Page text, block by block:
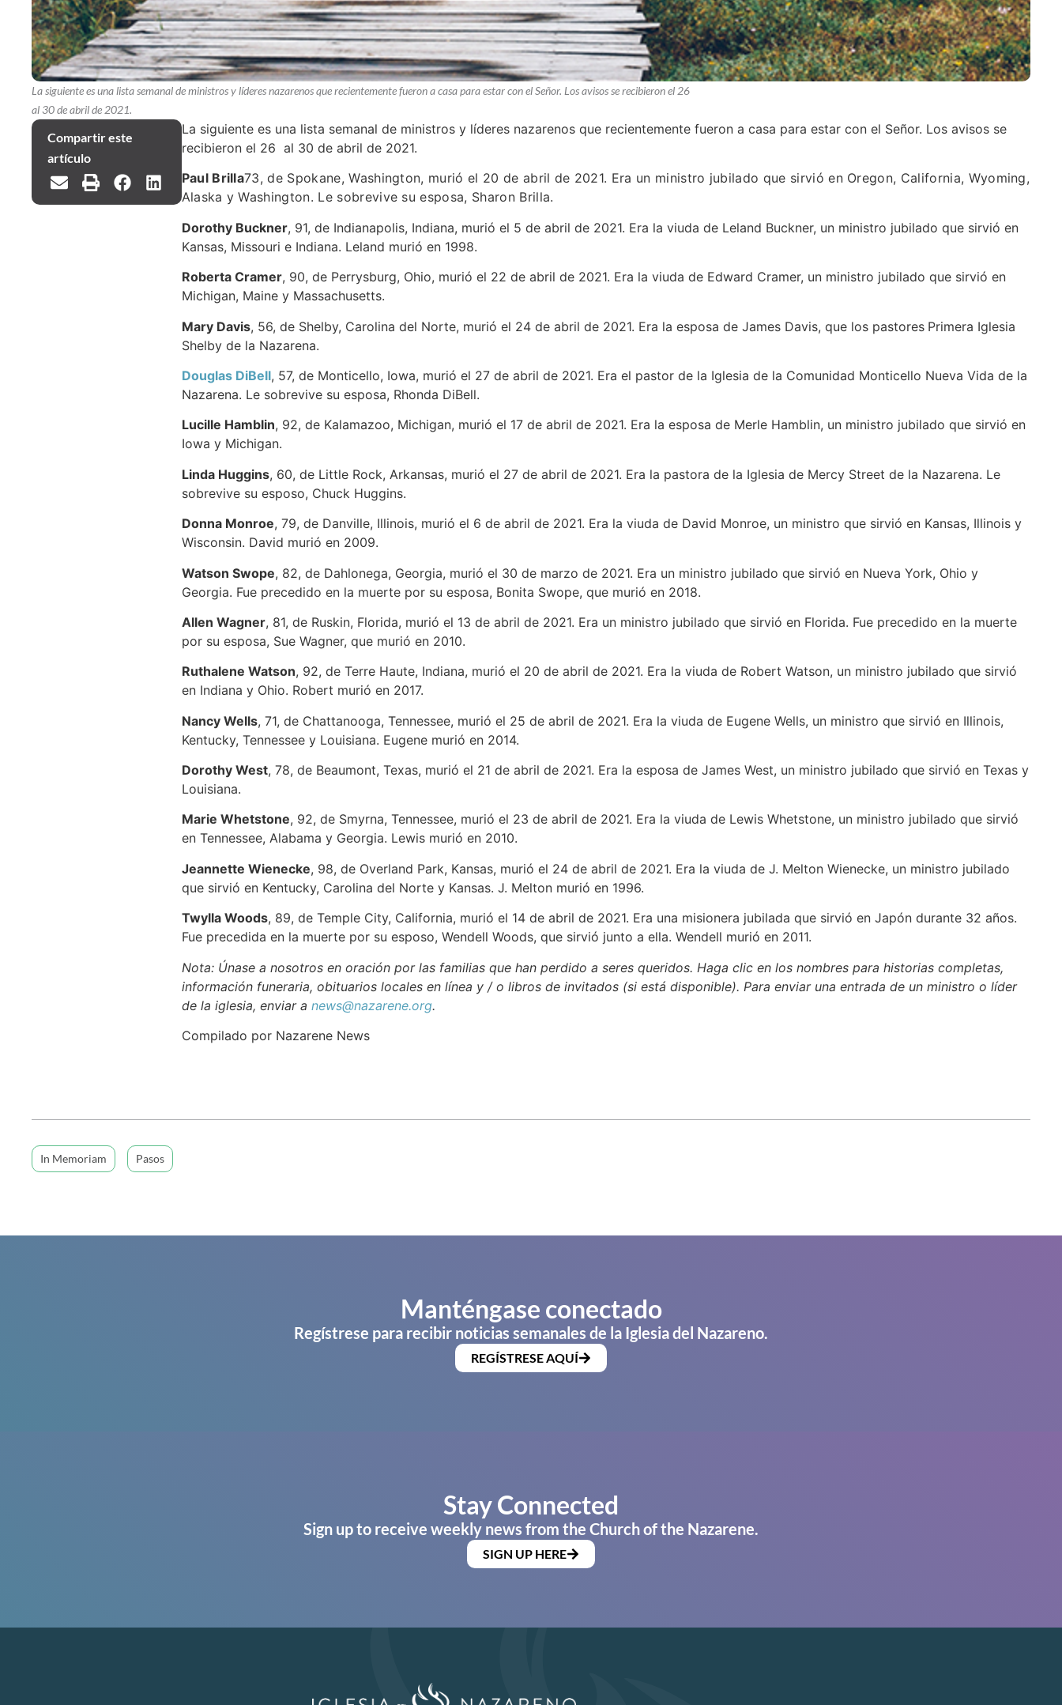
La siguiente es una lista semanal de ministros y líderes nazarenos que recientemente fueron a casa para estar con el Señor. Los avisos se recibieron el 26
al 30 de abril de 2021.
Compartir este
artículo
La siguiente es una lista semanal de ministros y líderes nazarenos que recientemente fueron a casa para estar con el Señor. Los avisos se
recibieron el 26 al 30 de abril de 2021.
Paul Brilla73, de Spokane, Washington, murió el 20 de abril de 2021. Era un ministro jubilado que sirvió en Oregon, California, Wyoming,
Alaska y Washington. Le sobrevive su esposa, Sharon Brilla.
Dorothy Buckner, 91, de Indianapolis, Indiana, murió el 5 de abril de 2021. Era la viuda de Leland Buckner, un ministro jubilado que sirvió en
Kansas, Missouri e Indiana. Leland murió en 1998.
Roberta Cramer, 90, de Perrysburg, Ohio, murió el 22 de abril de 2021. Era la viuda de Edward Cramer, un ministro jubilado que sirvió en
Michigan, Maine y Massachusetts.
Mary Davis, 56, de Shelby, Carolina del Norte, murió el 24 de abril de 2021. Era la esposa de James Davis, que los pastores Primera Iglesia
Shelby de la Nazarena.
Douglas DiBell, 57, de Monticello, Iowa, murió el 27 de abril de 2021. Era el pastor de la Iglesia de la Comunidad Monticello Nueva Vida de la
Nazarena. Le sobrevive su esposa, Rhonda DiBell.
Lucille Hamblin, 92, de Kalamazoo, Michigan, murió el 17 de abril de 2021. Era la esposa de Merle Hamblin, un ministro jubilado que sirvió en
Iowa y Michigan.
Linda Huggins, 60, de Little Rock, Arkansas, murió el 27 de abril de 2021. Era la pastora de la Iglesia de Mercy Street de la Nazarena. Le
sobrevive su esposo, Chuck Huggins.
Donna Monroe, 79, de Danville, Illinois, murió el 6 de abril de 2021. Era la viuda de David Monroe, un ministro que sirvió en Kansas, Illinois y
Wisconsin. David murió en 2009.
Watson Swope, 82, de Dahlonega, Georgia, murió el 30 de marzo de 2021. Era un ministro jubilado que sirvió en Nueva York, Ohio y
Georgia. Fue precedido en la muerte por su esposa, Bonita Swope, que murió en 2018.
Allen Wagner, 81, de Ruskin, Florida, murió el 13 de abril de 2021. Era un ministro jubilado que sirvió en Florida. Fue precedido en la muerte
por su esposa, Sue Wagner, que murió en 2010.
Ruthalene Watson, 92, de Terre Haute, Indiana, murió el 20 de abril de 2021. Era la viuda de Robert Watson, un ministro jubilado que sirvió
en Indiana y Ohio. Robert murió en 2017.
Nancy Wells, 71, de Chattanooga, Tennessee, murió el 25 de abril de 2021. Era la viuda de Eugene Wells, un ministro que sirvió en Illinois,
Kentucky, Tennessee y Louisiana. Eugene murió en 2014.
Dorothy West, 78, de Beaumont, Texas, murió el 21 de abril de 2021. Era la esposa de James West, un ministro jubilado que sirvió en Texas y
Louisiana.
Marie Whetstone, 92, de Smyrna, Tennessee, murió el 23 de abril de 2021. Era la viuda de Lewis Whetstone, un ministro jubilado que sirvió
en Tennessee, Alabama y Georgia. Lewis murió en 2010.
Jeannette Wienecke, 98, de Overland Park, Kansas, murió el 24 de abril de 2021. Era la viuda de J. Melton Wienecke, un ministro jubilado
que sirvió en Kentucky, Carolina del Norte y Kansas. J. Melton murió en 1996.
Twylla Woods, 89, de Temple City, California, murió el 14 de abril de 2021. Era una misionera jubilada que sirvió en Japón durante 32 años.
Fue precedida en la muerte por su esposo, Wendell Woods, que sirvió junto a ella. Wendell murió en 2011.
Nota: Únase a nosotros en oración por las familias que han perdido a seres queridos. Haga clic en los nombres para historias completas,
información funeraria, obituarios locales en línea y / o libros de invitados (si está disponible). Para enviar una entrada de un ministro o líder
de la iglesia, enviar a news@nazarene.org.
Compilado por Nazarene News
In Memoriam Pasos
Manténgase conectado
Regístrese para recibir noticias semanales de la Iglesia del Nazareno.
REGÍSTRESE AQUÍ
Stay Connected
Sign up to receive weekly news from the Church of the Nazarene.
SIGN UP HERE